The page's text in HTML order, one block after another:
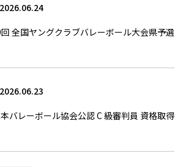
2026.06.24
全国ヤングクラブバレーボール大会県予選
2026.06.23
バレーボール協会公認 C 級審判員 資格取得